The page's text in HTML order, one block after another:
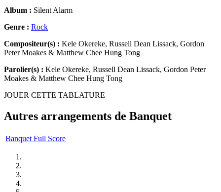
Album : Silent Alarm
Genre : Rock
Compositeur(s) : Kele Okereke, Russell Dean Lissack, Gordon
Peter Moakes & Matthew Chee Hung Tong
Parolier(s) : Kele Okereke, Russell Dean Lissack, Gordon Peter
Moakes & Matthew Chee Hung Tong
JOUER CETTE TABLATURE
Autres arrangements de Banquet
Banquet Full Score